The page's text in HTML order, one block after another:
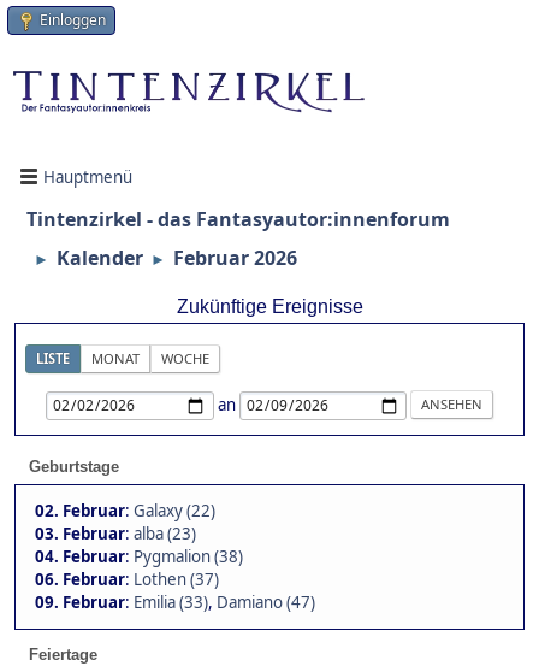
Einloggen
Hauptmenü
Tintenzirkel - das Fantasyautor:innenforum
► Kalender ► Februar 2026
Zukünftige Ereignisse
LISTE MONAT WOCHE
an
Geburtstage
02. Februar: Galaxy (22)
03. Februar: alba (23)
04. Februar: Pygmalion (38)
06. Februar: Lothen (37)
09. Februar: Emilia (33), Damiano (47)
Feiertage